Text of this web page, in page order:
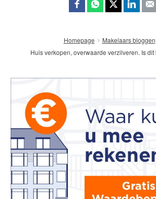
Homepage
Makelaars bloggen
Huis verkopen, overwaarde verzilveren. Is dit